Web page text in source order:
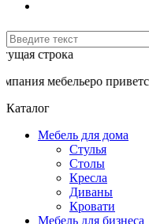
строка
мебельеро
Каталог
Мебель для дома
Стулья
Столы
Кресла
Диваны
Кровати
Мебель для бизнеса